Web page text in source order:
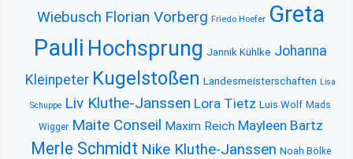
Wiebusch Florian Vorberg Friedo Hoefer Greta
Pauli Hochsprung Jannik Kühlke Johanna
Kleinpeter Kugelstoßen Landesmeisterschaften Lisa
Schuppe Liv Kluthe-Janssen Lora Tietz Luis Wolf Mads
Wigger Maite Conseil Maxim Reich Mayleen Bartz
Merle Schmidt Nike Kluthe-Janssen Noah Bölke